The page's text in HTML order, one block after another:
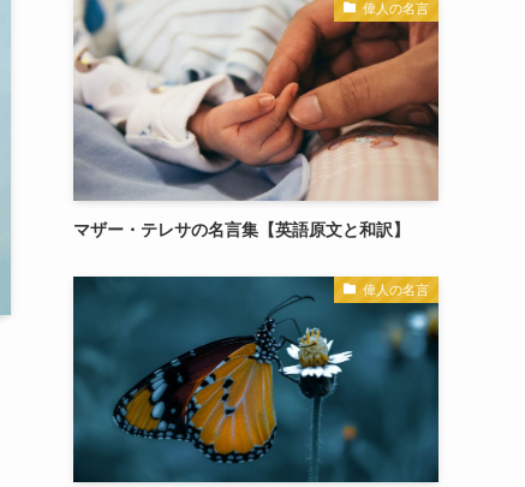
偉人の名言
マザー・テレサの名言集【英語原文と和訳】
偉人の名言